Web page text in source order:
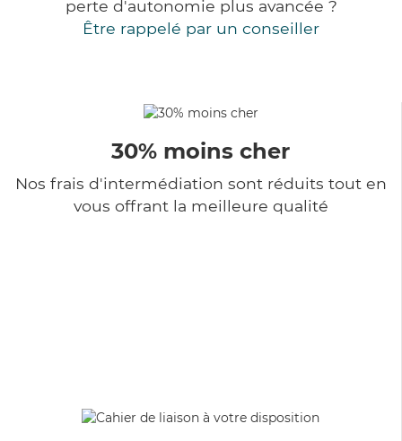
perte d'autonomie plus avancée ?
Être rappelé par un conseiller
30% moins cher
Nos frais d'intermédiation sont réduits tout en
vous offrant la meilleure qualité